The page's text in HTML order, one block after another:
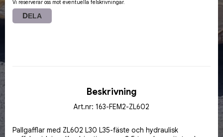
Vi reserverar oss mot eventuella felskrivningar.
DELA
Beskrivning
Art.nr: 163-FEM2-ZL602
Pallgafflar med ZL602 L30 L35-fäste och hydraulisk